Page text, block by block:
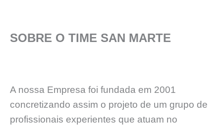
SOBRE O TIME SAN MARTE
A nossa Empresa foi fundada em 2001
concretizando assim o projeto de um grupo de
profissionais experientes que atuam no